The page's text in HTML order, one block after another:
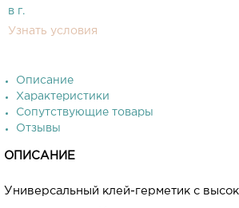
в г.
Узнать условия
Описание
Характеристики
Сопутствующие товары
Отзывы
ОПИСАНИЕ
Универсальный клей-герметик с